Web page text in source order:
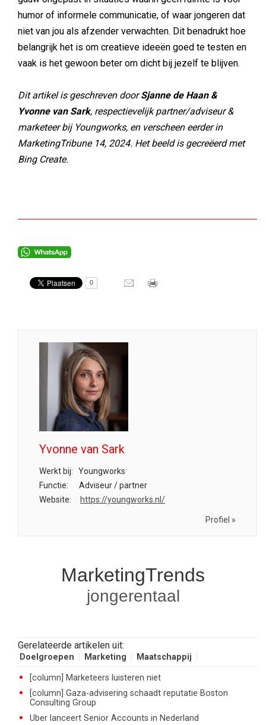
humor of informele communicatie, of waar jongeren dat
niet van jou als afzender verwachten. Dit benadrukt hoe
belangrijk het is om creatieve ideeën goed te testen en
vaak is het gewoon beter om dicht bij jezelf te blijven.
Dit artikel is geschreven door ​Sjanne de Haan &
Yvonne van Sark, respectievelijk partner/adviseur &
marketeer bij Youngworks, en verscheen eerder in
MarketingTribune 14, 2024. Het beeld is gecreëerd met
Bing Create.
0
Yvonne van Sark
Werkt bij:
Youngworks
Functie:
Adviseur / partner
Website:
https://youngworks.nl/
Profiel »
MarketingTrends
jongerentaal
Gerelateerde artikelen uit:
Doelgroepen Marketing Maatschappij
[column] Marketeers luisteren niet
[column] Gaza-advisering schaadt reputatie Boston
Consulting Group
Uber lanceert Senior Accounts in Nederland